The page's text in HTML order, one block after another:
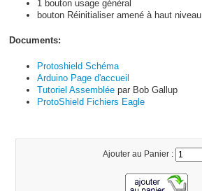
1 bouton usage général
bouton Réinitialiser amené à haut niveau
Documents:
Protoshield Schéma
Arduino Page d'accueil
Tutoriel Assemblée par Bob Gallup
ProtoShield Fichiers Eagle
Ajouter au Panier :